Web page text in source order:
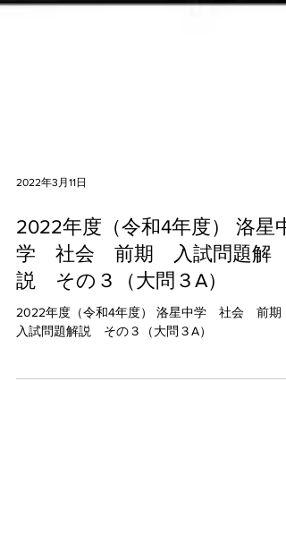
2022年度（令和4年度） 洛星中
学 社会 前期 入試問題解
説 その３（大問３A）
2022年度（令和4年度） 洛星中学 社会 前期